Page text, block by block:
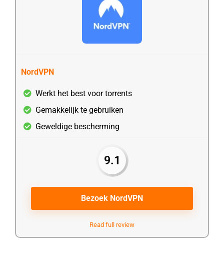
NordVPN
Werkt het best voor torrents
Gemakkelijk te gebruiken
Geweldige bescherming
9.1
Bezoek NordVPN
Read full review